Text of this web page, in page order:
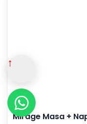
Mirage Masa +
↑